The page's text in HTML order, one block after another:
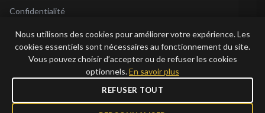
Confidentialité
À Propos
Nous utilisons des cookies pour améliorer votre expérience. Les
cookies essentiels sont nécessaires au fonctionnement du site.
Vous pouvez choisir d’accepter ou de refuser les cookies
optionnels.En savoir plus
REFUSER TOUT